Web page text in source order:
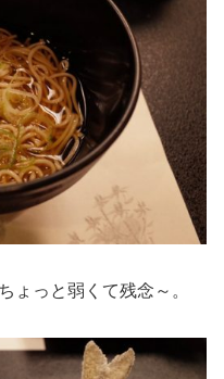
ょっと弱くて残念～。